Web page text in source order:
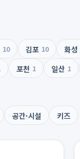
10 김포 10 화성
포천 1 일산 1
공간·시설 키즈